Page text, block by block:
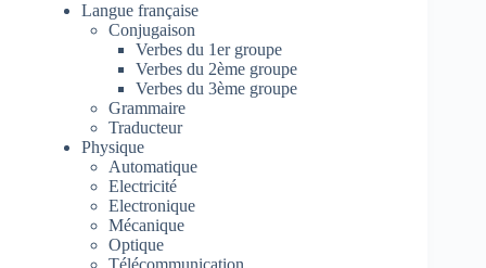
Langue française
Conjugaison
Verbes du 1er groupe
Verbes du 2ème groupe
Verbes du 3ème groupe
Grammaire
Traducteur
Physique
Automatique
Electricité
Electronique
Mécanique
Optique